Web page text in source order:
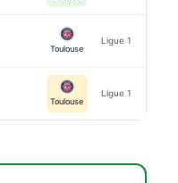
Toulouse
Ligue 1
Toulouse
Ligue 1